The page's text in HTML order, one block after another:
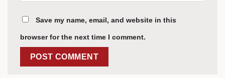
Save my name, email, and website in this
browser for the next time I comment.